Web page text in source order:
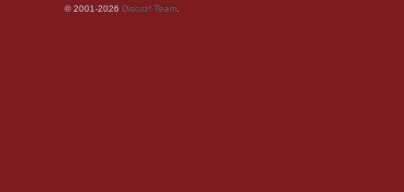
© 2001-2026 Discuz! Team